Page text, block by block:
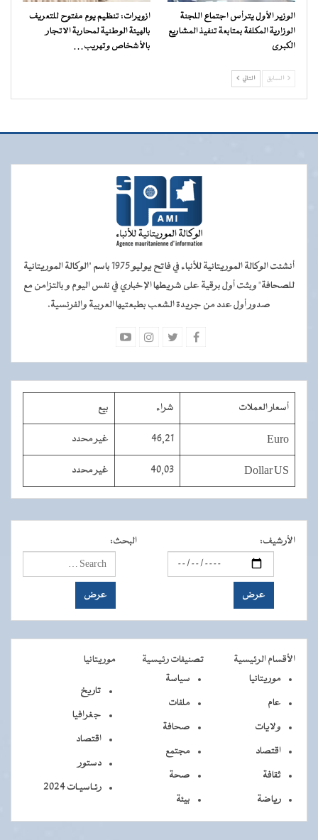
الوزير الأول يترأس اجتماع اللجنة
الوزارية المكلفة بمتابعة تنفيذ المشاريع
الكبرى
ازويرات: تنظيم يوم مفتوح للتعريف
بالهيئة الوطنية لمحاربة الاتجار
بالأشخاص وتهريب…
السابق التالي
أنشئت الوكالة الموريتانية للأنباء في فاتح يوليو 1975 باسم "الوكالة الموريتانية
للصحافة" وبثت أول برقية على شريطها الإخباري في نفس اليوم و بالتزامن مع
صدور أول عدد من جريدة الشعب بطبعتيها العربية والفرنسية.
أسعار العملات شراء بيع
Euro
46,21 غير محدد
Dollar US
40,03 غير محدد
الأرشيف: البحث:
الأقسام الرئيسية تصنيفات رئيسية
موريتانيا
موريتانيا
عام
ولايات
اقتصاد
ثقافة
رياضة
سياسة
ملفات
صحافة
مجتمع
صحة
بيئة
تاريخ
جغرافيا
اقتصاد
دستور
رئـاسيـات 2024